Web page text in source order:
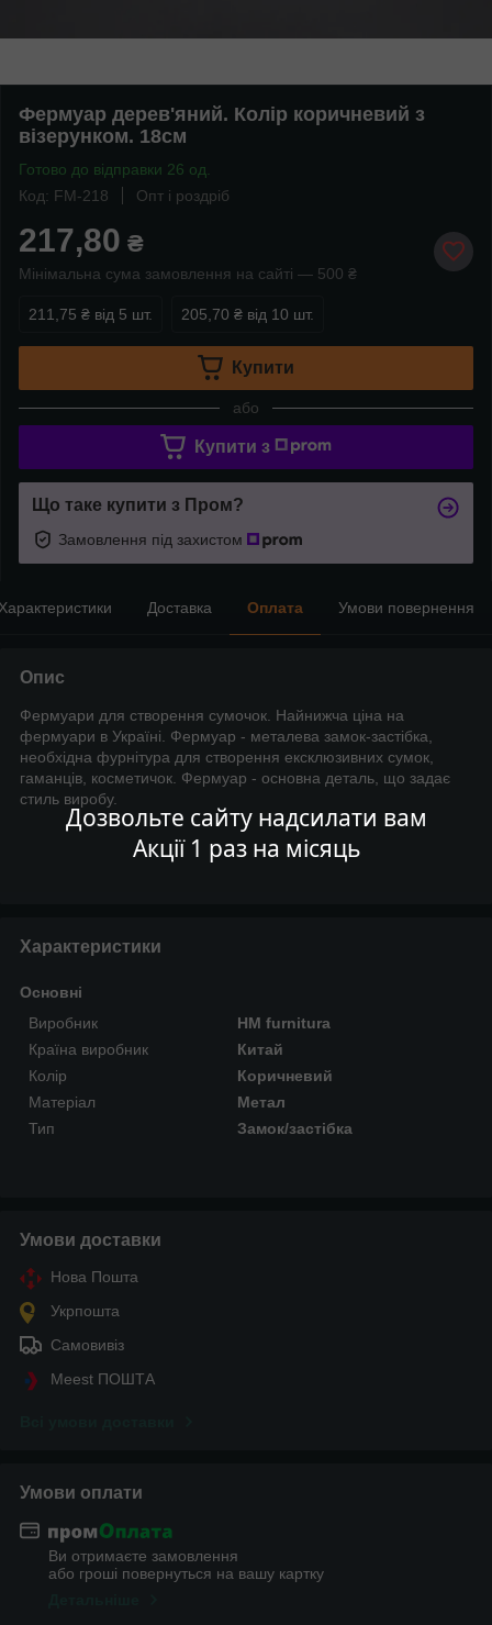
Дозвольте сайту надсилати вам
Акції 1 раз на місяць
Фермуар дерев'яний. Колір коричневий з
візерунком. 18см
Готово до відправки 26 од.
Код: FM-218
Опт і роздріб
217,80 ₴
Мінімальна сума замовлення на сайті — 500 ₴
211,75 ₴ від 5 шт. 205,70 ₴ від 10 шт.
Купити
або
Купити з
Що таке купити з Пром?
Замовлення під захистом
Доставка Оплата Умови повернення
Опис
Фермуари для створення сумочок. Найнижча ціна на
фермуари в Україні. Фермуар - металева замок-застібка,
необхідна фурнітура для створення ексклюзивних сумок,
гаманців, косметичок. Фермуар - основна деталь, що задає
стиль виробу.
Характеристики
Основні
Виробник
HM furnitura
Країна виробник
Китай
Колір
Коричневий
Матеріал
Метал
Тип
Замок/застібка
Умови доставки
Нова Пошта
Укрпошта
Самовивіз
Meest ПОШТА
Умови оплати
Ви отримаєте замовлення
або гроші повернуться на вашу картку